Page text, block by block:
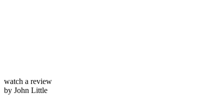
watch a review
by John Little